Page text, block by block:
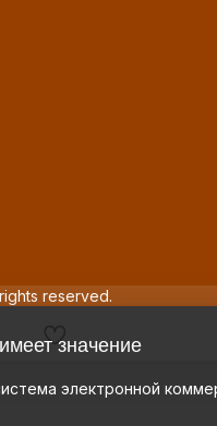
reserved.
значение
электронной